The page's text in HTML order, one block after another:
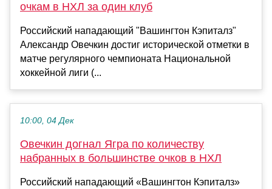
очкам в НХЛ за один клуб
Российский нападающий "Вашингтон Кэпиталз"
Александр Овечкин достиг исторической отметки в
матче регулярного чемпионата Национальной
хоккейной лиги (...
10:00, 04 Дек
Овечкин догнал Ягра по количеству
набранных в большинстве очков в НХЛ
Российский нападающий «Вашингтон Кэпиталз»